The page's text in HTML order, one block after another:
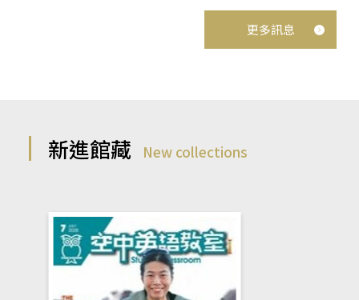
更多訊息
新進館藏 New collections